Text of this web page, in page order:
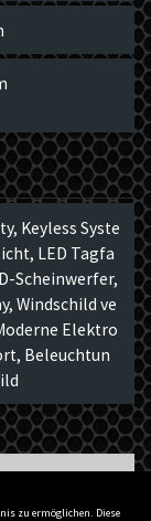
Keyless Syste
LED Tagfa
Scheinwerfer,
Windschild ve
Elektro
Beleuchtun
zu ermöglichen. Diese